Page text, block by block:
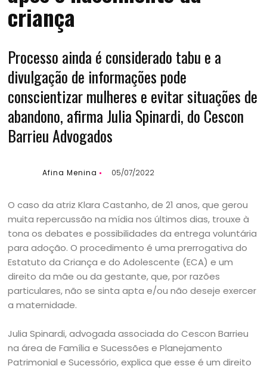
criança
Processo ainda é considerado tabu e a
divulgação de informações pode
conscientizar mulheres e evitar situações de
abandono, afirma Julia Spinardi, do Cescon
Barrieu Advogados
Afina Menina 05/07/2022
O caso da atriz Klara Castanho, de 21 anos, que gerou
muita repercussão na mídia nos últimos dias, trouxe à
tona os debates e possibilidades da entrega voluntária
para adoção. O procedimento é uma prerrogativa do
Estatuto da Criança e do Adolescente (ECA) e um
direito da mãe ou da gestante, que, por razões
particulares, não se sinta apta e/ou não deseje exercer
a maternidade.
Julia Spinardi, advogada associada do Cescon Barrieu
na área de Família e Sucessões e Planejamento
Patrimonial e Sucessório, explica que esse é um direito